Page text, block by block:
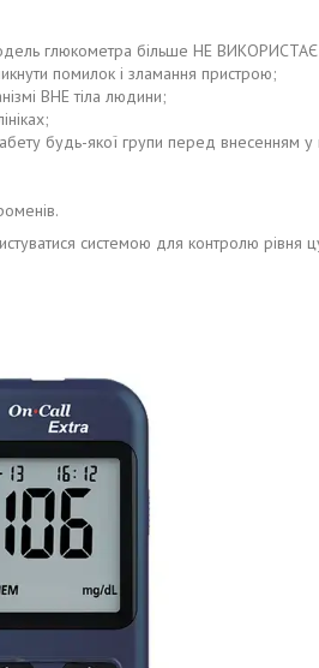
глюкометра більше НЕ
помилок і зламання пристрою;
ВНЕ тіла людини;
будь-якої групи перед внесенням
системою для контролю рівня